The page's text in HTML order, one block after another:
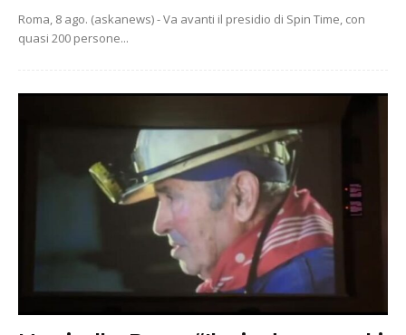
Roma, 8 ago. (askanews) - Va avanti il presidio di Spin Time, con
quasi 200 persone...